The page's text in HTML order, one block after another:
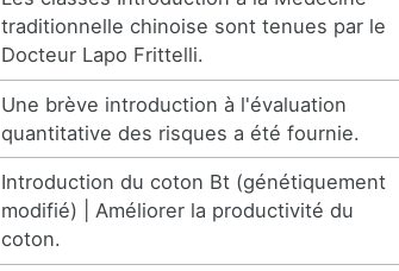
traditionnelle chinoise sont tenues par le
Docteur Lapo Frittelli.
Une brève introduction à l'évaluation
quantitative des risques a été fournie.
Introduction du coton Bt (génétiquement
modifié) | Améliorer la productivité du
coton.